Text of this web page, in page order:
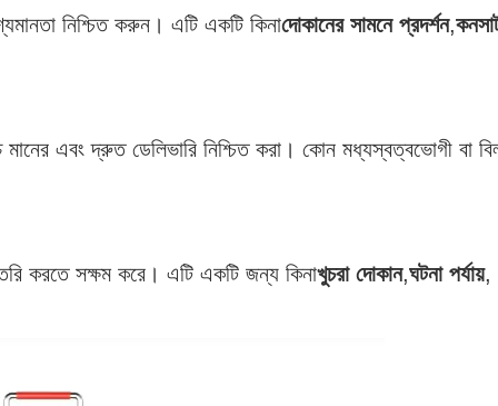
নিশ্চিত করুন। এটি একটি কিনাদোকানের সামনে প্রদর্শন,
মানের এবং দ্রুত ডেলিভারি নিশ্চিত করা। কোন মধ্যস্বত্বভোগী বা
করতে সক্ষম করে। এটি একটি জন্য কিনাখুচরা দোকান,ঘটনা পর্যায়,